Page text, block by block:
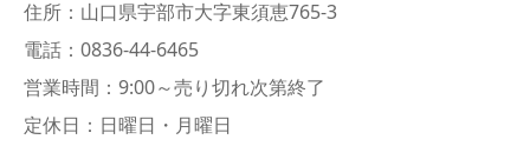
住所：山口県宇部市大字東須恵765-3
電話：0836-44-6465
営業時間：9:00～売り切れ次第終了
定休日：日曜日・月曜日